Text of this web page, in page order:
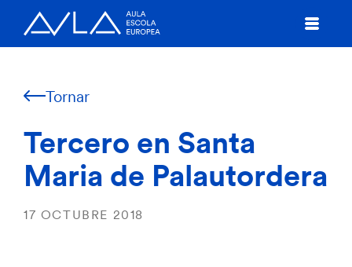
Tornar
Tercero en Santa
Maria de Palautordera
17 OCTUBRE 2018